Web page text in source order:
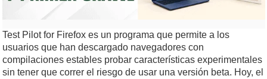
Test Pilot for Firefox es un programa que permite a los
usuarios que han descargado navegadores con
compilaciones estables probar características experimentales
sin tener que correr el riesgo de usar una versión beta. Hoy, el